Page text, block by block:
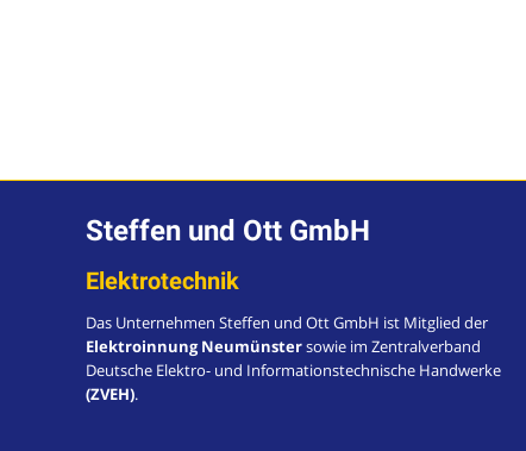
Steffen und Ott GmbH
Elektrotechnik
Das Unternehmen Steffen und Ott GmbH ist Mitglied der
Elektroinnung Neumünstersowie im Zentralverband
Deutsche Elektro- und Informationstechnische Handwerke
(ZVEH).